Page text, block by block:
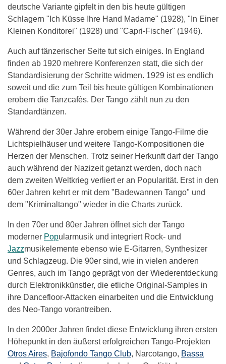
deutsche Variante gipfelt in den bis heute gültigen
Schlagern "Ich Küsse Ihre Hand Madame" (1928), "In Einer
Kleinen Konditorei" (1928) und "Capri-Fischer" (1946).
Auch auf tänzerischer Seite tut sich einiges. In England
finden ab 1920 mehrere Konferenzen statt, die sich der
Standardisierung der Schritte widmen. 1929 ist es endlich
soweit und die zum Teil bis heute gültigen Kombinationen
erobern die Tanzcafés. Der Tango zählt nun zu den
Standardtänzen.
Während der 30er Jahre erobern einige Tango-Filme die
Lichtspielhäuser und weitere Tango-Kompositionen die
Herzen der Menschen. Trotz seiner Herkunft darf der Tango
auch während der Nazizeit getanzt werden, doch nach
dem zweiten Weltkrieg verliert er an Popularität. Erst in den
60er Jahren kehrt er mit dem "Badewannen Tango" und
dem "Kriminaltango" wieder in die Charts zurück.
In den 70er und 80er Jahren öffnet sich der Tango
moderner Popularmusik und integriert Rock- und
Jazzmusikelemente ebenso wie E-Gitarren, Synthesizer
und Schlagzeug. Die 90er sind, wie in vielen anderen
Genres, auch im Tango geprägt von der Wiederentdeckung
durch Elektronikkünstler, die etliche Original-Samples in
ihre Dancefloor-Attacken einarbeiten und die Entwicklung
des Neo-Tango vorantreiben.
In den 2000er Jahren findet diese Entwicklung ihren ersten
Höhepunkt in den äußerst erfolgreichen Tango-Projekten
Otros Aires, Bajofondo Tango Club, Narcotango, Bassa